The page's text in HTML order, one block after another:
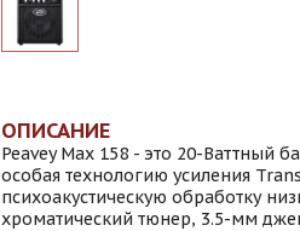
ОПИСАНИЕ
Peavey Max 158 - это 20-Ваттный
особая технологию усиления
психоакустическую обработку
хроматический тюнер, 3.5-мм